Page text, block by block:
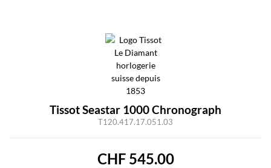
Tissot Seastar 1000 Chronograph
T120.417.17.051.03
CHF545.00